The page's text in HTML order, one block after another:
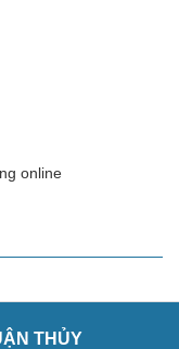
online
THỦY